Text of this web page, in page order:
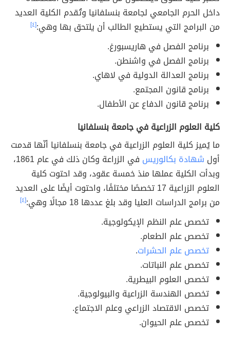
داخل الحرم الجامعي لجامعة بنسلفانيا وتُقدم الكلية العديد
من البرامج التي يستطيع الطالب أن يلتحق بها وهي:[٤]
برنامج الفصل في هاريسبورغ.
برنامج الفصل في واشنطن.
برنامج العدالة الدولية في لاهاي.
برنامج قانون المجتمع.
برنامج قانون الدفاع عن الأطفال.
كلية العلوم الزراعية في جامعة بنسلفانيا
ما يُميز كلية العلوم الزراعية في جامعة بنسلفانيا أنّها قدمت
أول شهادة بكالوريس
في الزراعة وكان ذلك في عام 1861،
وبدأت الكلية عملها منذ خمسة عقود، وقد احتوت كلية
العلوم الزراعية 17 تخصصًا مختلفًا، واحتوت أيضًا على العديد
من برامج الدراسات العليا وقد بلغ عددها 18 مجالًا وهي:
[٤]
تخصص علم النظم الإيكولوجية.
تخصص علم الطعام.
تخصص علم الحشرات.
تخصص علم النباتات.
تخصص العلوم البيطرية.
تخصص الهندسة الزراعية والبيولوجية.
تخصص الاقتصاد الزراعي وعلم الاجتماع.
تخصص علم الحيوان.